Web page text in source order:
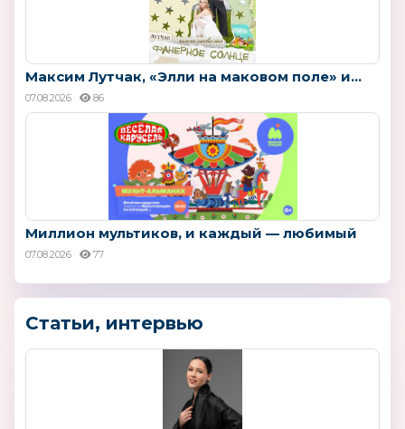
Максим Лутчак, «Элли на маковом поле» и...
07.08.2026 86
Миллион мультиков, и каждый — любимый
07.08.2026 77
Статьи, интервью